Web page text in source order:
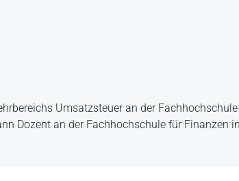
Umsatzsteuer an der
Dozent an der Fachhochschule für Finanzen